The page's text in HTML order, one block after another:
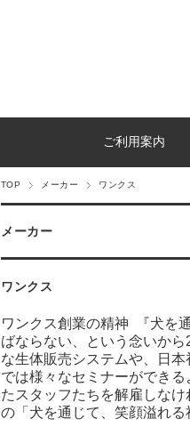
ご利用案内
TOP メーカー ワンクス
メーカー
ワンクス
ワンクス創業の精神 『犬を
ばならない、という念いか
な生体販売システムや、日
では様々なセミナーができ
たスタッフたちを解雇しな
の「犬を通じて、笑顔溢れ